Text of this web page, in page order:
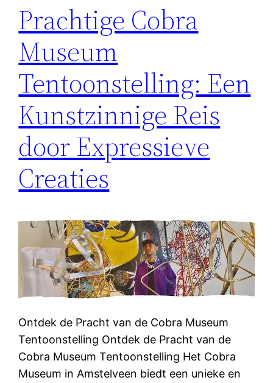
Prachtige Cobra
Museum
Tentoonstelling: Een
Kunstzinnige Reis
door Expressieve
Creaties
Ontdek de Pracht van de Cobra Museum
Tentoonstelling Ontdek de Pracht van de
Cobra Museum Tentoonstelling Het Cobra
Museum in Amstelveen biedt een unieke en